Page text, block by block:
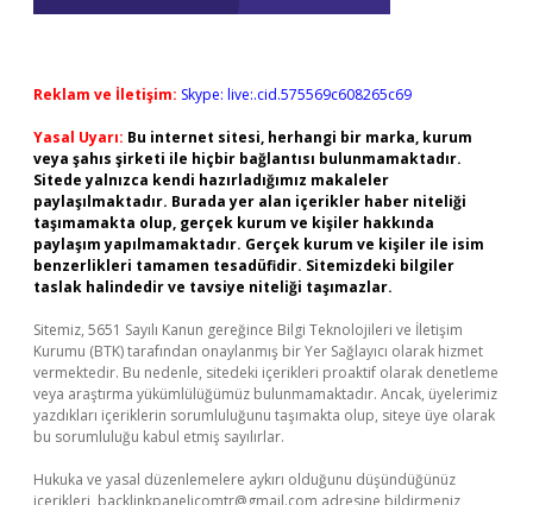
Reklam ve İletişim: Skype: live:.cid.575569c608265c69
Yasal Uyarı: Bu internet sitesi, herhangi bir marka, kurum
veya şahıs şirketi ile hiçbir bağlantısı bulunmamaktadır.
Sitede yalnızca kendi hazırladığımız makaleler
paylaşılmaktadır. Burada yer alan içerikler haber niteliği
taşımamakta olup, gerçek kurum ve kişiler hakkında
paylaşım yapılmamaktadır. Gerçek kurum ve kişiler ile isim
benzerlikleri tamamen tesadüfidir. Sitemizdeki bilgiler
taslak halindedir ve tavsiye niteliği taşımazlar.
Sitemiz, 5651 Sayılı Kanun gereğince Bilgi Teknolojileri ve İletişim
Kurumu (BTK) tarafından onaylanmış bir Yer Sağlayıcı olarak hizmet
vermektedir. Bu nedenle, sitedeki içerikleri proaktif olarak denetleme
veya araştırma yükümlülüğümüz bulunmamaktadır. Ancak, üyelerimiz
yazdıkları içeriklerin sorumluluğunu taşımakta olup, siteye üye olarak
bu sorumluluğu kabul etmiş sayılırlar.
Hukuka ve yasal düzenlemelere aykırı olduğunu düşündüğünüz
içerikleri, backlinkpanelicomtr@gmail.com adresine bildirmeniz